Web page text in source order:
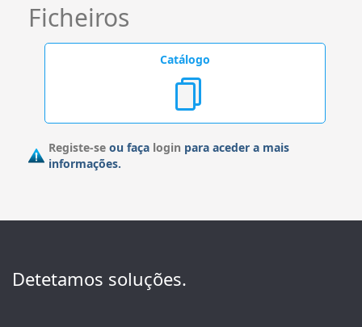
Ficheiros
Catálogo
Registe-se ou faça login para aceder a mais
informações.
Detetamos soluções.